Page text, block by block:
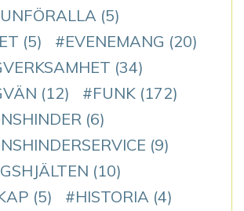
(5)
(5) EVENEMANG (20)
(34)
(12) FUNK (172)
(6)
(9)
(10)
(5) HISTORIA (4)